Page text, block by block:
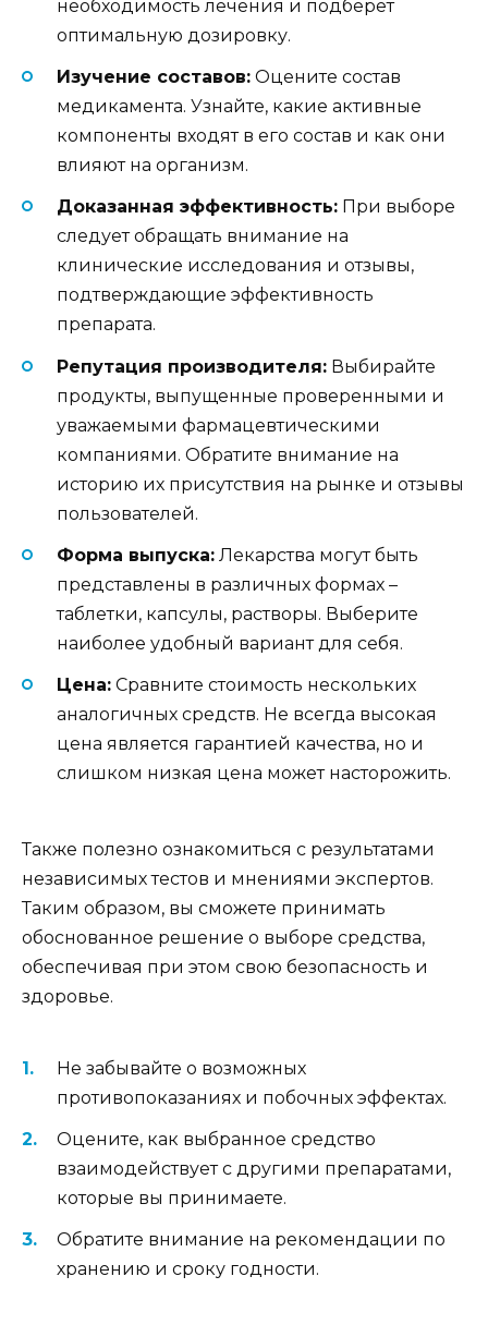
необходимость лечения и подберет
оптимальную дозировку.
Изучение составов: Оцените состав
медикамента. Узнайте, какие активные
компоненты входят в его состав и как они
влияют на организм.
Доказанная эффективность: При выборе
следует обращать внимание на
клинические исследования и отзывы,
подтверждающие эффективность
препарата.
Репутация производителя: Выбирайте
продукты, выпущенные проверенными и
уважаемыми фармацевтическими
компаниями. Обратите внимание на
историю их присутствия на рынке и отзывы
пользователей.
Форма выпуска: Лекарства могут быть
представлены в различных формах –
таблетки, капсулы, растворы. Выберите
наиболее удобный вариант для себя.
Цена: Сравните стоимость нескольких
аналогичных средств. Не всегда высокая
цена является гарантией качества, но и
слишком низкая цена может насторожить.
Также полезно ознакомиться с результатами
независимых тестов и мнениями экспертов.
Таким образом, вы сможете принимать
обоснованное решение о выборе средства,
обеспечивая при этом свою безопасность и
здоровье.
Не забывайте о возможных
противопоказаниях и побочных эффектах.
Оцените, как выбранное средство
взаимодействует с другими препаратами,
которые вы принимаете.
Обратите внимание на рекомендации по
хранению и сроку годности.